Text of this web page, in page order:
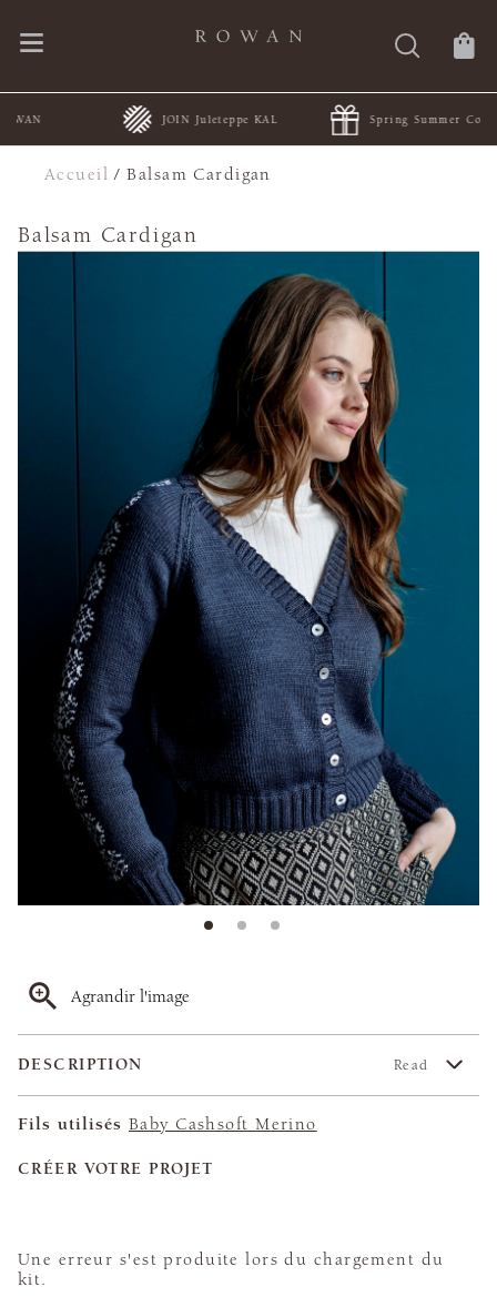
JOIN Juleteppe KAL Spring Summer Collections
Accueil /Balsam Cardigan
Balsam Cardigan
Agrandir l'image
DESCRIPTION Read
Fils utilisés Baby Cashsoft Merino
CRÉER VOTRE PROJET
Une erreur s'est produite lors du chargement du
kit.